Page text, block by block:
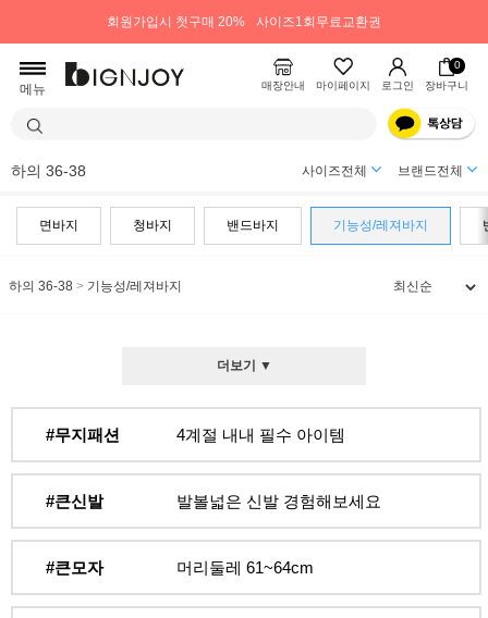
회원가입시 첫구매 20% 사이즈1회무료교환권
메뉴 매장안내 마이페이지 로그인
0
장바구니
하의 36-38 사이즈전체 브랜드전체
면바지 청바지 밴드바지 기능성/레져바지
하의 36-38 > 기능성/레져바지
더보기 ▼
#무지패션 4계절 내내 필수 아이템
#큰신발 발볼넓은 신발 경험해보세요
#큰모자 머리둘레 61~64cm